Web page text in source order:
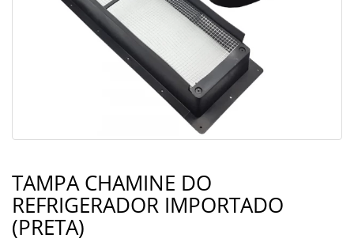
TAMPA CHAMINE DO
REFRIGERADOR IMPORTADO
(PRETA)